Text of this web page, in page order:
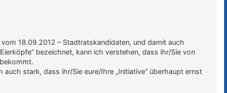
18.09.2012 – Stadtratskandidaten, und damit auch
bezeichnet, kann ich verstehen, dass ihr/Sie von
auch stark, dass ihr/Sie eure/Ihre „Initiative“ überhaupt ernst